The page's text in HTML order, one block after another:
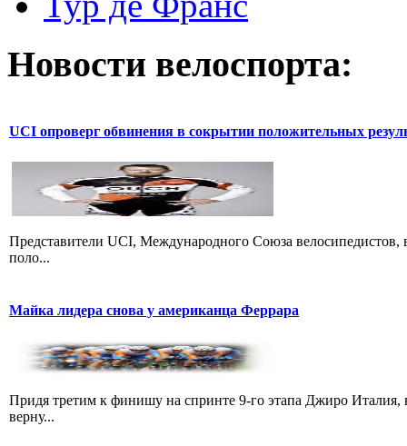
Новости велоспорта:
UCI опроверг обвинения в сокрытии положительных
Представители UCI, Международного Союза
поло...
Майка лидера снова у американца Феррара
Придя третим к финишу на спринте 9-го этапа Джиро
верну...